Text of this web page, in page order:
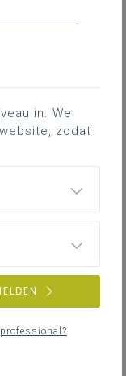
in. We
zodat